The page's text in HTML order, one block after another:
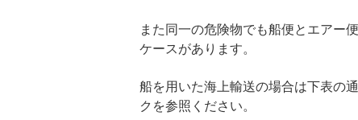
また同一の危険物でも船便とエアー
ケースがあります。
船を用いた海上輸送の場合は下表の
クを参照ください。